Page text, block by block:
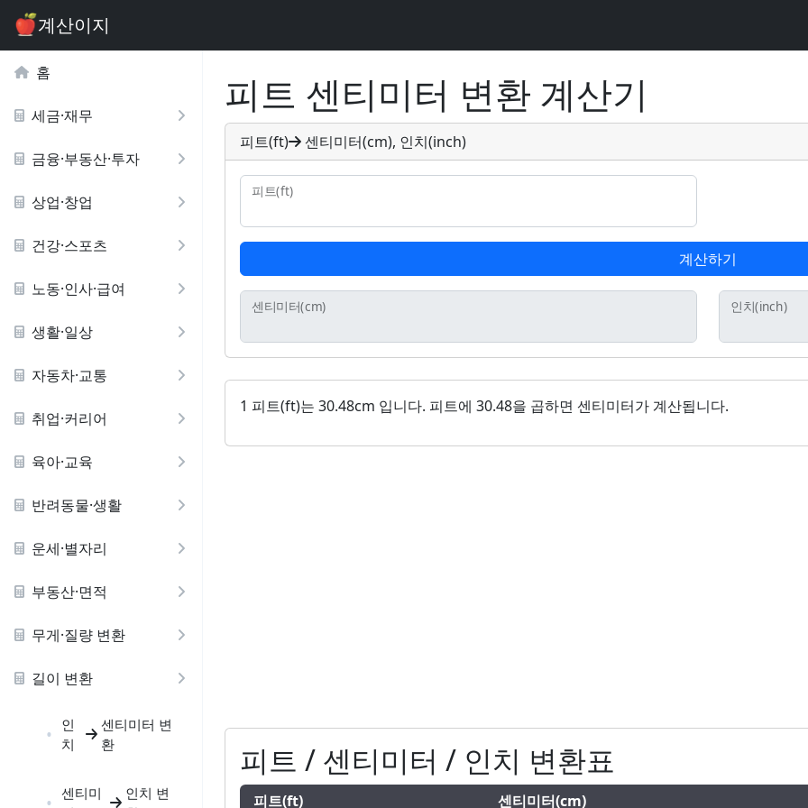
계산이지
홈
세금·재무
금융·부동산·투자
상업·창업
건강·스포츠
노동·인사·급여
생활·일상
자동차·교통
취업·커리어
육아·교육
반려동물·생활
운세·별자리
부동산·면적
무게·질량 변환
길이 변환
인
치
센티미터 변
환
센티미
인치 변
피트 센티미터 변환 계산기
피트(ft) 센티미터(cm), 인치(inch)
피트(ft)
계산하기
센티미터(cm) 인치(inch)
1 피트(ft)는 30.48cm 입니다. 피트에 30.48을 곱하면 센티미터가 계산됩니다.
피트 / 센티미터 / 인치 변환표
피트(ft) 센티미터(cm)